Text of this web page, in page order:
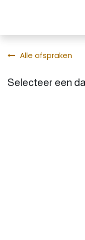
Alle afspraken
Selecteer een